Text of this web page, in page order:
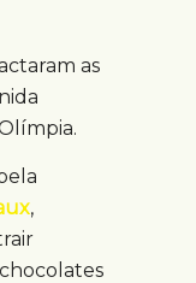
as
,